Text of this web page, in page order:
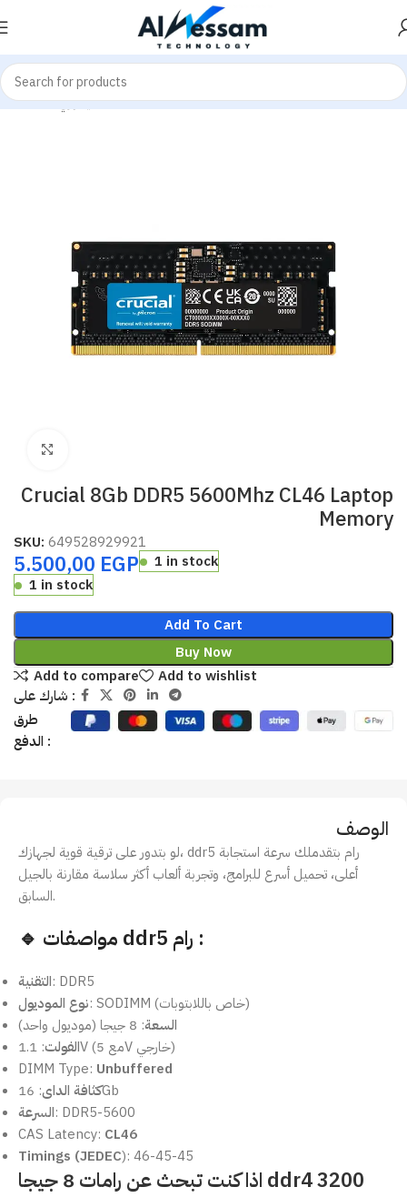
Home ميموري - Memories Laptop Memories
Crucial 8Gb DDR5 5600Mhz CL46 Laptop
Memory
SKU: 649528929921
5.500,00 EGP
1 in stock
1 in stock
Add To Cart
Buy Now
Add to compare
Add to wishlist
شارك على :
طرق
الدفع :
الوصف
لو بتدور على ترقية قوية لجهازك، ddr5 رام بتقدملك سرعة استجابة
أعلى، تحميل أسرع للبرامج، وتجربة ألعاب أكثر سلاسة مقارنة بالجيل
السابق.
🔹 مواصفات ddr5 رام :
التقنية: DDR5
نوع الموديول
: SODIMM (خاص باللابتوبات)
السعة: 8 جيجا (موديول واحد)
الفولت
: 1.1V (مع 5V خارجي)
DIMM Type: Unbuffered
كثافة الداى: 16Gb
السرعة: DDR5-5600
CAS Latency: CL46
Timings (JEDEC): 46-45-45
اذا كنت تبحث عن رامات 8 جيجا ddr4 3200